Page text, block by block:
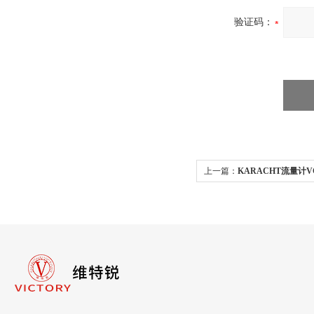
验证码：
上一篇： KARACHT流量计